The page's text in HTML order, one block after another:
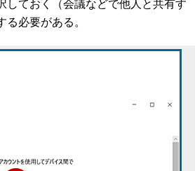
しておく（会議などで他人と共有す
必要がある。